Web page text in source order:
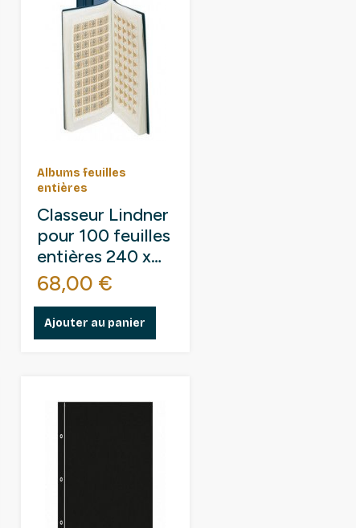
Albums feuilles
entières
Classeur Lindner
pour 100 feuilles
entières 240 x
360 mm
Prix
68,00 €
Ajouter au panier